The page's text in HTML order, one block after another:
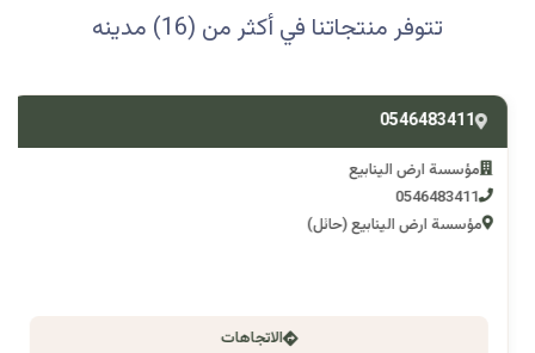
تتوفر منتجاتنا في أكثر من (16) مدينه
0546483411
مؤسسة ارض الينابيع
0546483411
مؤسسة ارض الينابيع (حائل)
الاتجاهات